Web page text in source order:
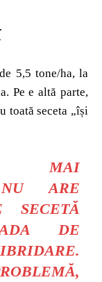
5,5 tone/ha, la
Pe e altă parte,
toată seceta „își
MAI
ARE
SECETĂ
DE